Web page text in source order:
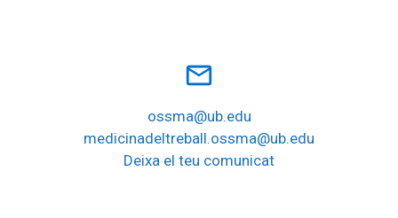
mail_outline
ossma@ub.edu
medicinadeltreball.ossma@ub.edu
Deixa el teu comunicat